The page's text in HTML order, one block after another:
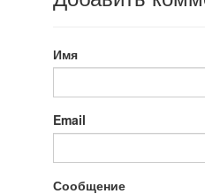
Имя
Email
Сообщение